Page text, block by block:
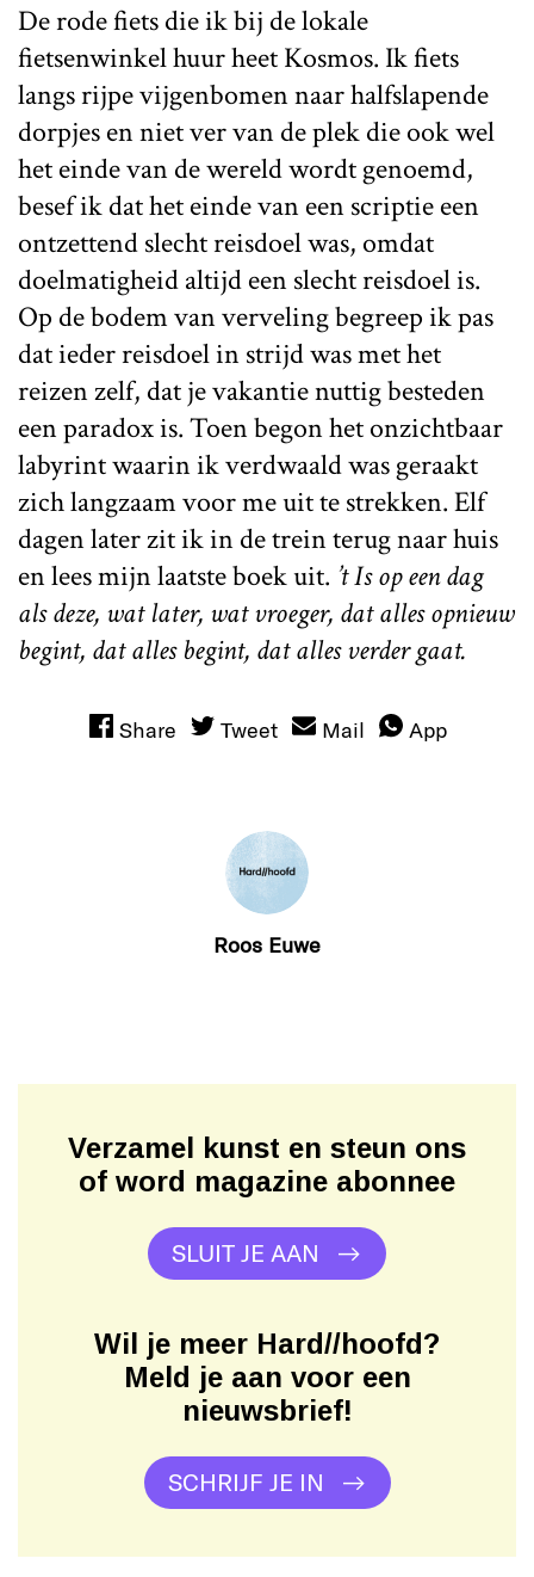
De rode fiets die ik bij de lokale
fietsenwinkel huur heet Kosmos. Ik fiets
langs rijpe vijgenbomen naar halfslapende
dorpjes en niet ver van de plek die ook wel
het einde van de wereld wordt genoemd,
besef ik dat het einde van een scriptie een
ontzettend slecht reisdoel was, omdat
doelmatigheid altijd een slecht reisdoel is.
Op de bodem van verveling begreep ik pas
dat ieder reisdoel in strijd was met het
reizen zelf, dat je vakantie nuttig besteden
een paradox is. Toen begon het onzichtbaar
labyrint waarin ik verdwaald was geraakt
zich langzaam voor me uit te strekken. Elf
dagen later zit ik in de trein terug naar huis
en lees mijn laatste boek uit. ’t Is op een dag
als deze, wat later, wat vroeger, dat alles opnieuw
begint, dat alles begint, dat alles verder gaat.
Share Tweet Mail App
Roos Euwe
Verzamel kunst en steun ons
of word magazine abonnee
SLUIT JE AAN
Wil je meer Hard//hoofd?
Meld je aan voor een
nieuwsbrief!
SCHRIJF JE IN